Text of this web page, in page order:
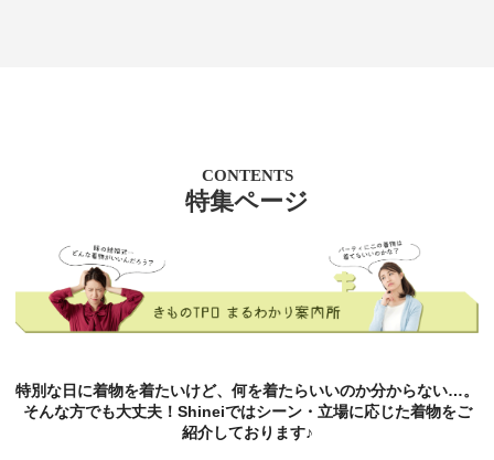
CONTENTS
特集ページ
特別な日に着物を着たいけど、何を着たらいいのか分からない…。
そんな方でも大丈夫！Shineiではシーン・立場に応じた着物をご
紹介しております♪